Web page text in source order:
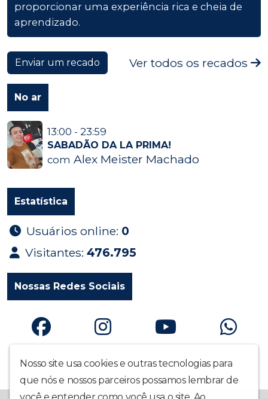
proporcionar uma experiência rica e cheia de
aprendizado.
Enviar um recado Ver todos os recados
No ar
13:00 - 23:59
SABADÃO DA LA PRIMA!
com Alex Meister Machado
Estatística
Usuários online: 0
Visitantes: 476.795
Nossas Redes Sociais
Nosso site usa cookies e outras tecnologias para
que nós e nossos parceiros possamos lembrar de